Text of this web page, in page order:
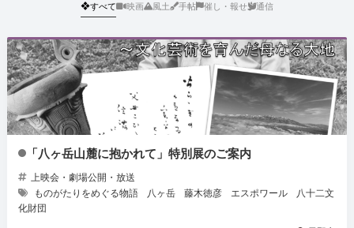
❖すべて 映画 風土 手帖 催し・報せ 通信
「八ヶ岳山麓に抱かれて」特別展のご案内
上映会・劇場公開・放送
ものがたりをめぐる物語
八ヶ岳 藤木徳彦 エスポワール
八十二文
化財団